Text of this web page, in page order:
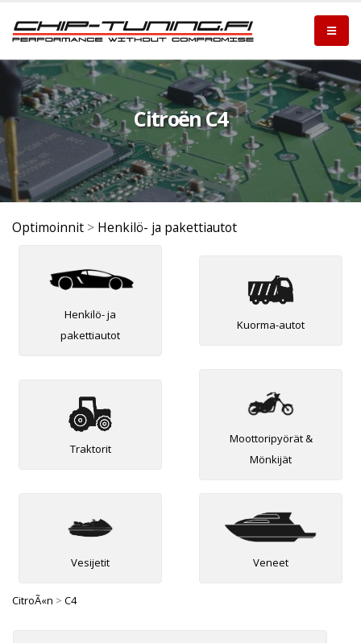
Citroën C4
Optimoinnit > Henkilö- ja pakettiautot
Henkilö- ja
pakettiautot
Kuorma-autot
Traktorit
Moottoripyörät &
Mönkijät
Vesijetit Veneet
CitroÃ«n > C4